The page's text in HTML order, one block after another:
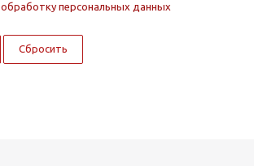
обработку персональных данных
Сбросить